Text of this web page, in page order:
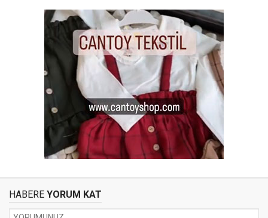
HABERE YORUM KAT